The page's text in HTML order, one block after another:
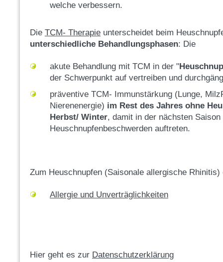
welche verbessern.
Die TCM- Therapie unterscheidet beim
unterschiedliche Behandlungsphasen: Die
akute Behandlung mit TCM in der "
der Schwerpunkt auf vertreiben und
präventive TCM- Immunstärkung (Lunge,
Nierenenergie) im Rest des Jahres ohne
Herbst/ Winter, damit in der nächsten Saison
Heuschnupfenbeschwerden auftreten.
Zum Heuschnupfen (Saisonale allergische
Allergie und Unverträglichkeiten
Hier geht es zur Datenschutzerklärung